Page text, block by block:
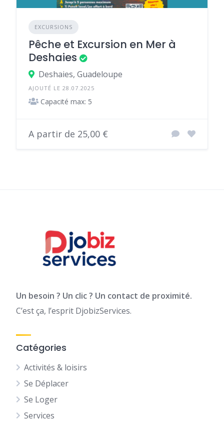
EXCURSIONS
Pêche et Excursion en Mer à
Deshaies
Deshaies, Guadeloupe
AJOUTÉ LE 28.07.2025
Capacité max: 5
A partir de 25,00 €
Un besoin ? Un clic ? Un contact de proximité.
C’est ça, l’esprit DjobizServices.
Catégories
Activités & loisirs
Se Déplacer
Se Loger
Services